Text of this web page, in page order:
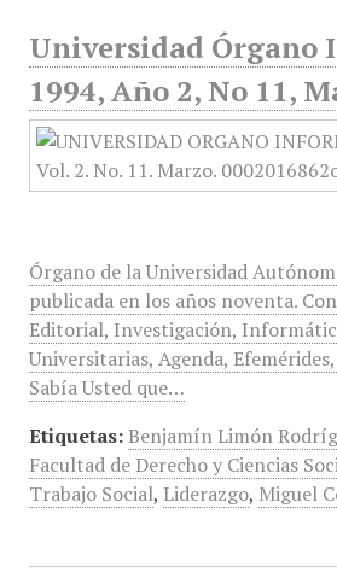
Universidad Órgano
1994, Año 2, No 11,
Órgano de la Universidad
publicada en los años noventa.
Editorial, Investigación,
Universitarias, Agenda,
Sabía Usted que…
Etiquetas: Benjamín Limón
Facultad de Derecho y Ciencias
Trabajo Social, Liderazgo, Miguel